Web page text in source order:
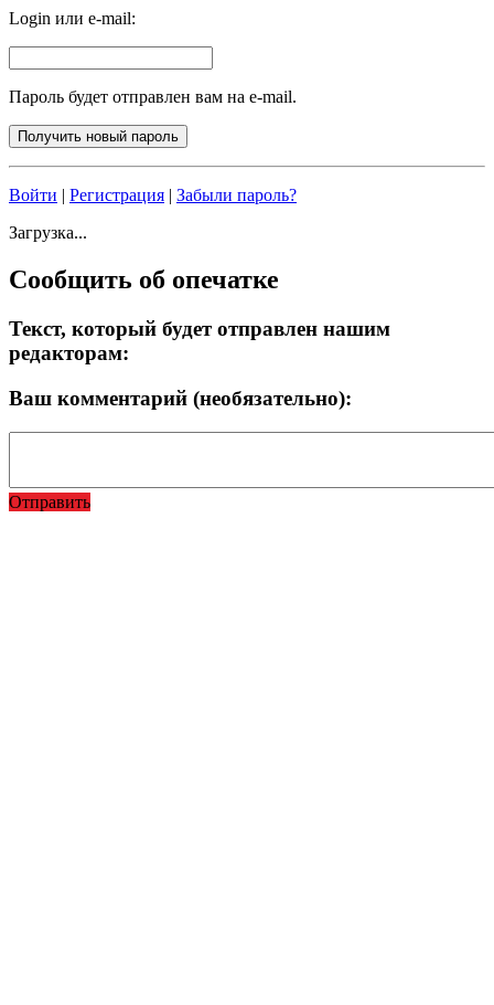
Login или e-mail:
Пароль будет отправлен вам на e-mail.
Войти | Регистрация | Забыли пароль?
Загрузка...
Сообщить об опечатке
Текст, который будет отправлен нашим
редакторам:
Ваш комментарий (необязательно):
Отправить